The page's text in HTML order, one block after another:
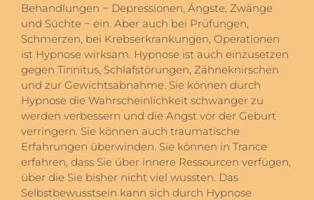
Behandlungen − Depressionen, Ängste, Zwänge
und Süchte − ein. Aber auch bei Prüfungen,
Schmerzen, bei Krebserkrankungen, Operationen
ist Hypnose wirksam. Hypnose ist auch einzusetzen
gegen Tinnitus, Schlafstörungen, Zähneknirschen
und zur Gewichtsabnahme. Sie können durch
Hypnose die Wahrscheinlichkeit schwanger zu
werden verbessern und die Angst vor der Geburt
verringern. Sie können auch traumatische
Erfahrungen überwinden. Sie können in Trance
erfahren, dass Sie über innere Ressourcen verfügen,
über die Sie bisher nicht viel wussten. Das
Selbstbewusstsein kann sich durch Hypnose